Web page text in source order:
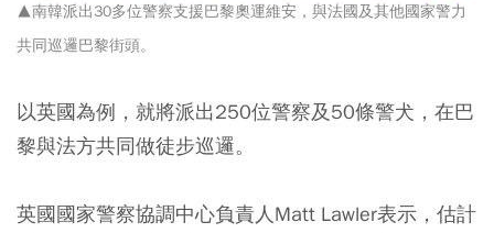
▲南韓派出30多位警察支援巴黎奧運維安，與法國及其他國家警力
共同巡邏巴黎街頭。
以英國為例，就將派出250位警察及50條警犬，在巴
黎與法方共同做徒步巡邏。
英國國家警察協調中心負責人Matt Lawler表示，估計